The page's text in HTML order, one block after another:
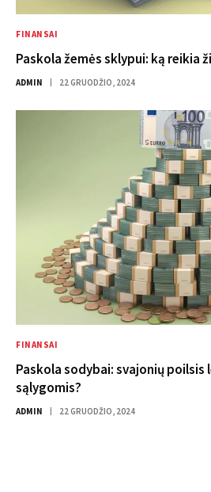
FINANSAI
Paskola žemės sklypui: ką reikia
ADMIN 22 GRUODŽIO, 2024
FINANSAI
Paskola sodybai: svajonių poilsis
sąlygomis?
ADMIN 22 GRUODŽIO, 2024